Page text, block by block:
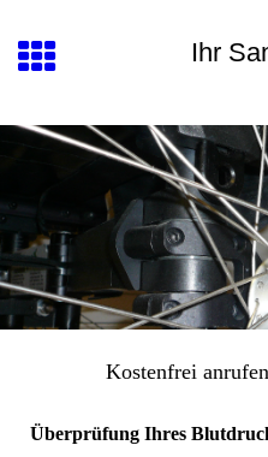
Ihr
Kostenfrei
Überprüfung Ihres